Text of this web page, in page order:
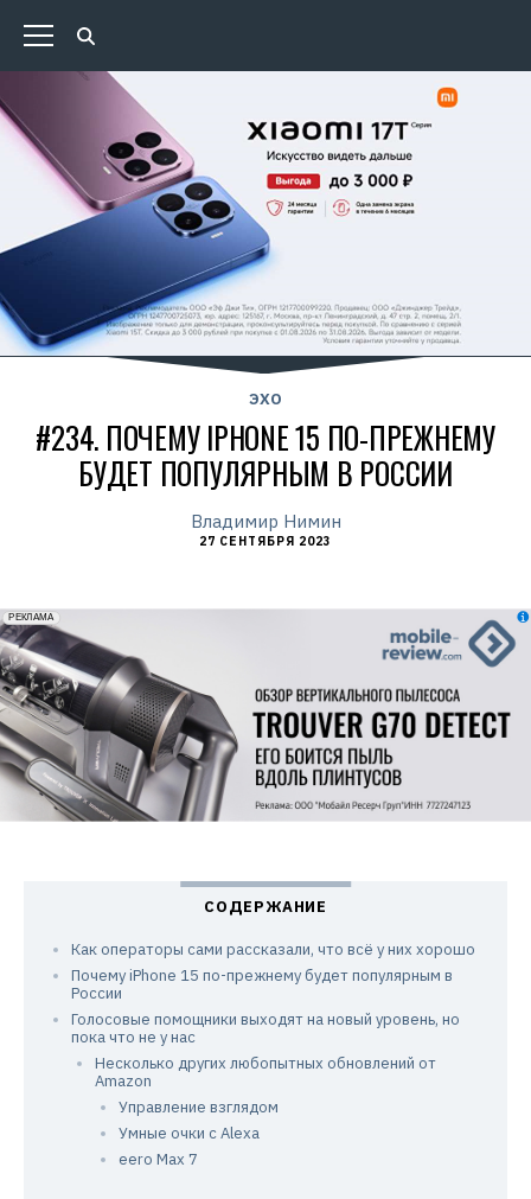
ЭХО
#234. ПОЧЕМУ IPHONE 15 ПО-ПРЕЖНЕМУ
БУДЕТ ПОПУЛЯРНЫМ В РОССИИ
Владимир Нимин
27 СЕНТЯБРЯ 2023
erid: 2VfnxxmNzs5
РЕКЛАМА
Как операторы сами рассказали, что всё у них хорошо
Почему iPhone 15 по-прежнему будет популярным в
России
Голосовые помощники выходят на новый уровень, но
пока что не у нас
Несколько других любопытных обновлений от
Amazon
Управление взглядом
Умные очки с Alexa
eero Max 7